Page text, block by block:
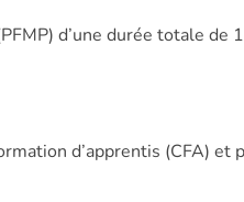
d’une durée totale de
d’apprentis (CFA)